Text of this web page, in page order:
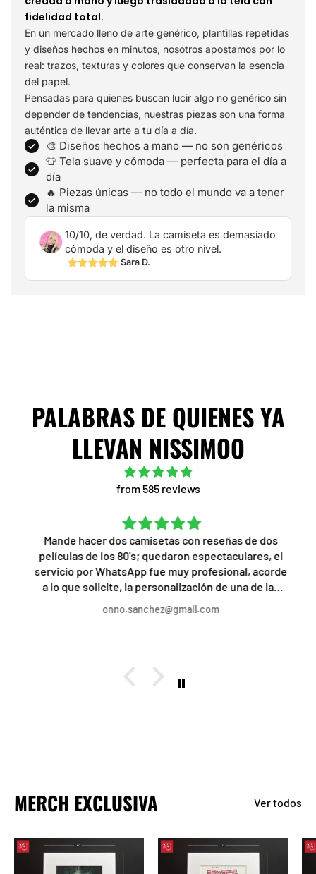
fidelidad total.
En un mercado lleno de arte genérico, plantillas repetidas
y diseños hechos en minutos, nosotros apostamos por lo
real: trazos, texturas y colores que conservan la esencia
del papel.
Pensadas para quienes buscan lucir algo no genérico sin
depender de tendencias, nuestras piezas son una forma
auténtica de llevar arte a tu día a día.
🎨 Diseños hechos a mano — no son genéricos
👕 Tela suave y cómoda — perfecta para el día a
día
🔥 Piezas únicas — no todo el mundo va a tener
la misma
10/10, de verdad. La camiseta es demasiado
cómoda y el diseño es otro nivel.
Sara D.
PALABRAS DE QUIENES YA
LLEVAN NISSIMOO
from 585 reviews
Mande hacer dos camisetas con reseñas de dos
películas de los 80's; quedaron espectaculares, el
servicio por WhatsApp fue muy profesional, acorde
a lo que solicite, la personalización de una de las
camisetas a mi gusto fue lo mejor, el trato, servicio
y rapidez, increíble, recomendado al 1000%
onno.sanchez@gmail.com
MERCH EXCLUSIVA Ver todos